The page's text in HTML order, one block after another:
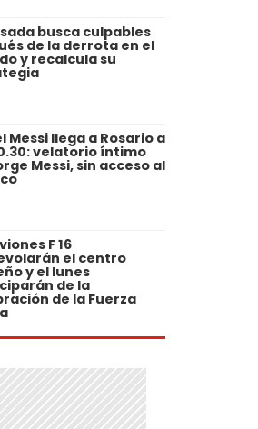
busca culpables
de la derrota en el
y recalcula su
Messi llega a Rosario a
velatorio íntimo
Messi, sin acceso al
F 16
el centro
y el lunes
de la
de la Fuerza